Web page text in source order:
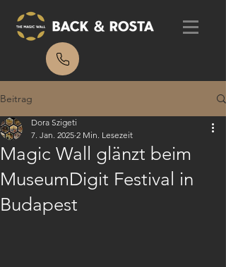
Beitrag
Magic Wall glänzt beim
MuseumDigit Festival in
Budapest
Dora Szigeti
7. Jan. 2025 2 Min. Lesezeit